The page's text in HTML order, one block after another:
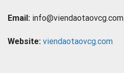
Email: info@viendaotaovcg.com
Website: viendaotaovcg.com